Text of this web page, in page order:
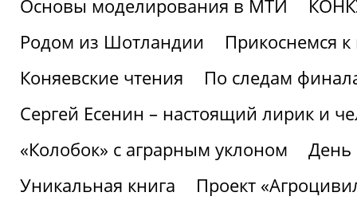
Основы моделирования в МТИ
Родом из Шотландии
Прикоснемся
Коняевские чтения
По следам
Сергей Есенин – настоящий лирик и
«Колобок» с аграрным уклоном
День
Уникальная книга
Проект